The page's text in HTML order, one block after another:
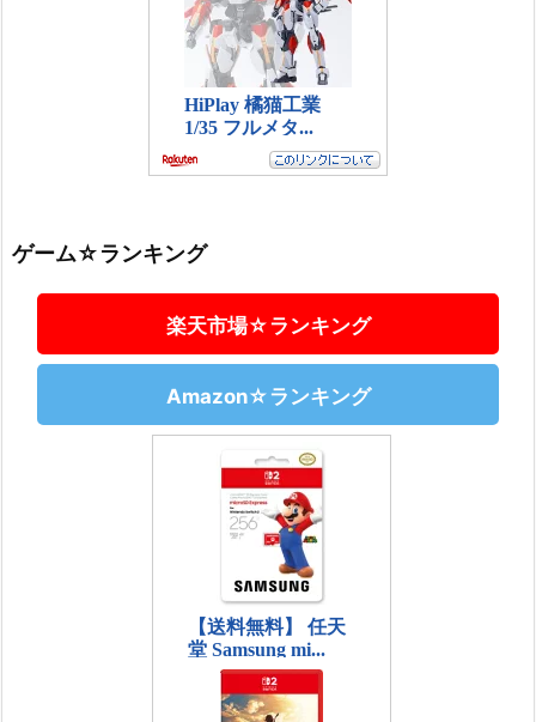
ゲーム☆ランキング
楽天市場☆ランキング
Amazon☆ランキング